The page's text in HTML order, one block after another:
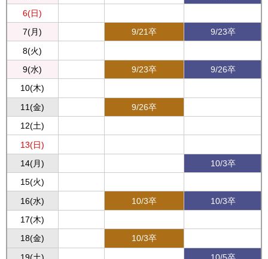
6(日)
7(月)
9/21卒
9/23卒
8(火)
9(水)
9/23卒
9/26卒
10(木)
11(金)
9/26卒
12(土)
13(日)
14(月)
10/3卒
15(火)
16(水)
10/3卒
10/3卒
17(木)
18(金)
10/3卒
19(土)
10/5卒